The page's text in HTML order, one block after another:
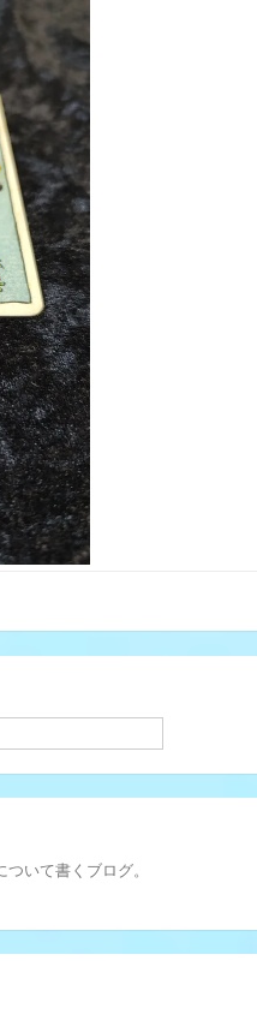
いて書くブログ。